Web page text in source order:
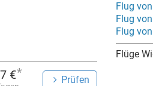
€*
Prüfen
Flug
Flug
Flug
Flüge